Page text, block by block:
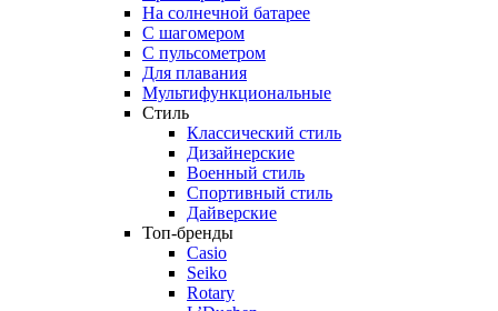
На солнечной батарее
С шагомером
С пульсометром
Для плавания
Мультифункциональные
Стиль
Классический стиль
Дизайнерские
Военный стиль
Спортивный стиль
Дайверские
Топ-бренды
Casio
Seiko
Rotary